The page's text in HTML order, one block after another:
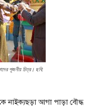
পূজনীয় চিত্র। ছবি:
নাইক্যছড়া আগা পাড়া বৌদ্ধ